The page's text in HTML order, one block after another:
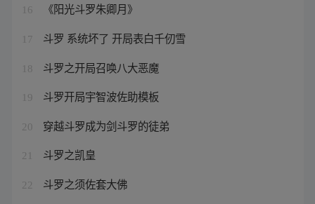
16 《阳光斗罗朱卿月》
17 斗罗 系统坏了 开局表白千仞雪
18 斗罗之开局召唤八大恶魔
19 斗罗开局宇智波佐助模板
20 穿越斗罗成为剑斗罗的徒弟
21 斗罗之凯皇
22 斗罗之须佐套大佛